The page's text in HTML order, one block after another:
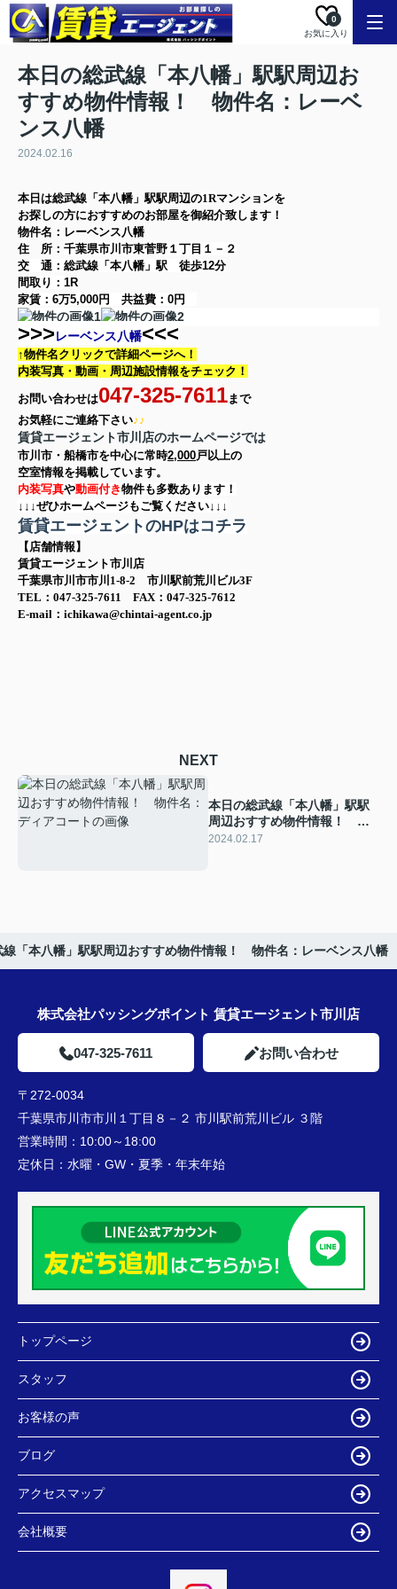
お気に入り
0
本日の総武線「本八幡」駅駅周辺お
すすめ物件情報！ 物件名：レーベ
ンス八幡
2024.02.16
本日は総武線「本八幡」駅駅周辺の1Rマンションを
お探しの方におすすめのお部屋を御紹介致します！
物件名：レーベンス八幡
住 所： 千葉県市川市東菅野１丁目１－２
交 通：総武線「本八幡」駅 徒歩12分
間取り： 1R
家賃： 6万5,000円 共益費： 0円
>>>レーベンス八幡<<<
↑物件名クリックで詳細ページへ！
内装写真・動画・ 周辺施設情報をチェック！
お問い合わせは047-325-7611まで
お気軽にご連絡下さい♪♪
賃貸エージェント市川店のホームページでは
市川市・船橋市を中心に常時2,000戸以上の
空室情報を掲載しています。
内装写真や動画付き物件も多数あります！
↓↓↓ぜひホームページもご覧ください↓↓↓
賃貸エージェントのHPはコチラ
【店舗情報】
賃貸エージェント市川店
千葉県市川市市川1-8-2 市川駅前荒川ビル3F
TEL：047-325-7611 FAX：047-325-7612
E-mail：ichikawa@chintai-agent.co.jp
NEXT
本日の総武線「本八幡」駅駅
周辺おすすめ物件情報！ 物
件名：ディアコート
2024.02.17
線「本八幡」駅駅周辺おすすめ物件情報！ 物件名：レーベンス八幡
株式会社パッシングポイント 賃貸エージェント市川店
047-325-7611 お問い合わせ
〒272-0034
千葉県市川市市川１丁目８－２ 市川駅前荒川ビル ３階
営業時間： 10:00～18:00
定休日： 水曜・GW・夏季・年末年始
トップページ
スタッフ
お客様の声
ブログ
アクセスマップ
会社概要